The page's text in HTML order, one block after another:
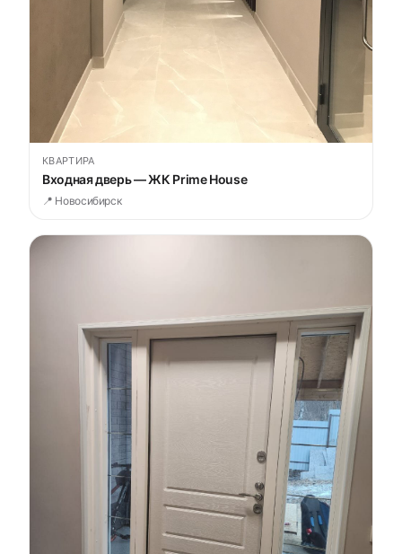
КВАРТИРА
Входная дверь — ЖК Prime House
📍 Новосибирск